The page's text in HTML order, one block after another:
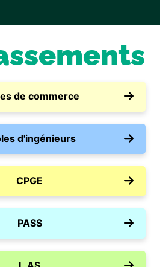
de commerce
d'ingénieurs
CPGE
PASS